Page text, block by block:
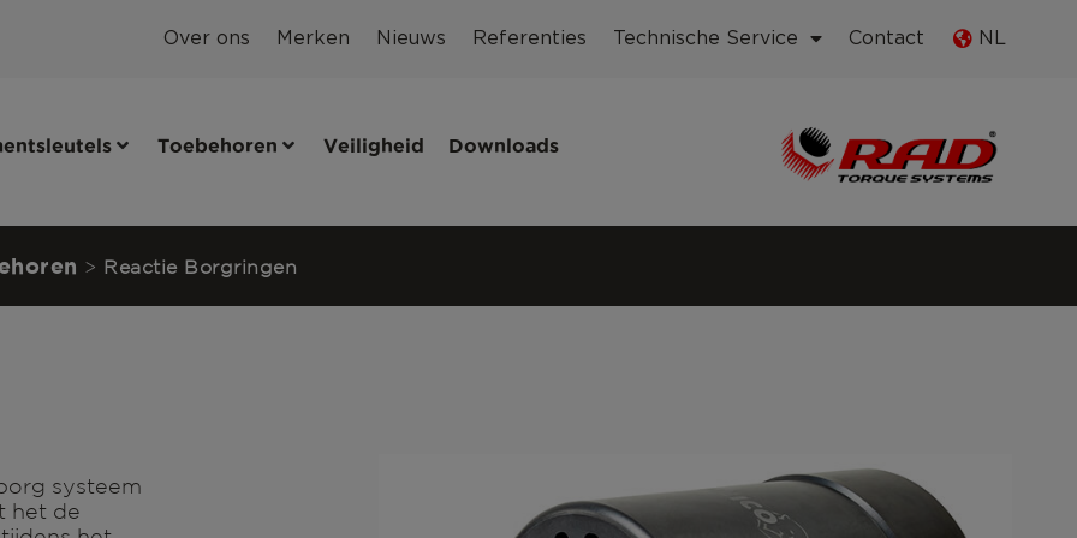
Over ons Merken Nieuws Referenties Technische Service Contact NL
Toebehoren Veiligheid Downloads
> Reactie Borgringen
systeem
het de